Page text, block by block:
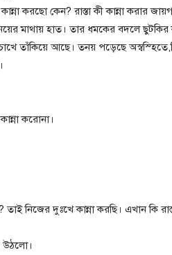
কান্না করছো কেন? রাস্তা কী কান্না করার
মাথায় হাত। তার ধমকের বদলে ছুটকির
তাঁকিয়ে আছে। তনয় পড়েছে
করোনা।
নিজের দুঃখে কান্না করছি। এখান কি
উঠলো।